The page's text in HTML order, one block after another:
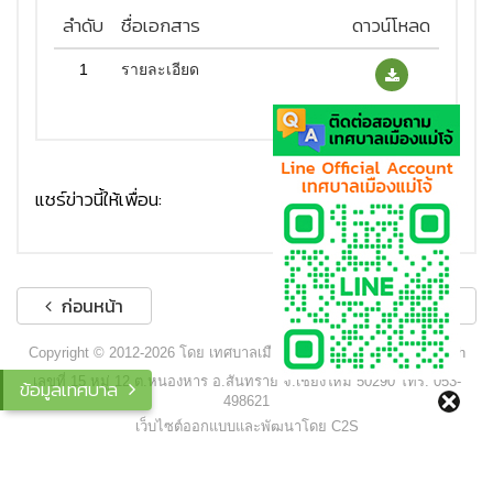
ข้อมูลเทศบาล
ลำดับ ชื่อเอกสาร ดาวน์โหลด
1 รายละเอียด
แชร์ข่าวนี้ให้เพื่อน:
ก่อนหน้า ถัดไป
Copyright © 2012-2026 โดย เทศบาลเมืองแม่โจ้ - www.maejocity.go.th
เลขที่ 15 หมู่ 12 ต.หนองหาร อ.สันทราย จ.เชียงใหม่ 50290 โทร. 053-
498621
เว็บไซต์ออกแบบและพัฒนาโดย C2S